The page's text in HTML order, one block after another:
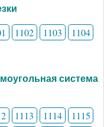
1102 1103
1104
система
1113 1114
1115